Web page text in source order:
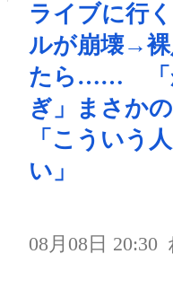
ライブに行
ルが崩壊→
たら…… 「
ぎ」まさか
「こういう
い」
08月08日 20:30